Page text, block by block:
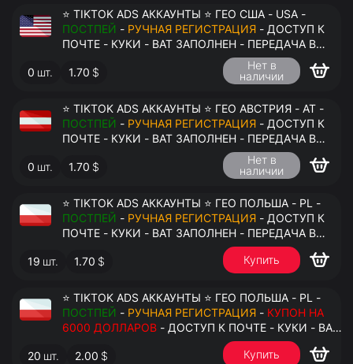
⭐ TIKTOK ADS АККАУНТЫ ⭐ ГЕО США - USA -
ПОСТПЕЙ - РУЧНАЯ РЕГИСТРАЦИЯ - ДОСТУП К
ПОЧТЕ - КУКИ - ВАТ ЗАПОЛНЕН - ПЕРЕДАЧА В
0 шт. 1.70 $
Нет в
наличии
⭐ TIKTOK ADS АККАУНТЫ ⭐ ГЕО АВСТРИЯ - AT -
ПОСТПЕЙ - РУЧНАЯ РЕГИСТРАЦИЯ - ДОСТУП К
ПОЧТЕ - КУКИ - ВАТ ЗАПОЛНЕН - ПЕРЕДАЧА В
0 шт. 1.70 $
Нет в
наличии
⭐ TIKTOK ADS АККАУНТЫ ⭐ ГЕО ПОЛЬША - PL -
ПОСТПЕЙ - РУЧНАЯ РЕГИСТРАЦИЯ - ДОСТУП К
ПОЧТЕ - КУКИ - ВАТ ЗАПОЛНЕН - ПЕРЕДАЧА В
19 шт. 1.70 $ Купить
⭐ TIKTOK ADS АККАУНТЫ ⭐ ГЕО ПОЛЬША - PL -
ПОСТПЕЙ - РУЧНАЯ РЕГИСТРАЦИЯ - КУПОН НА
6000 ДОЛЛАРОВ - ДОСТУП К ПОЧТЕ - КУКИ - ВАТ
ЗАПОЛНЕН - ПЕРЕДАЧА В АНТИДЕТЕКТ
20 шт. 2.00 $ Купить